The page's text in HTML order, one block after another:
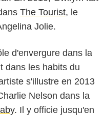
The Tourist, le
Jolie.
d'envergure dans la
dans les habits du
s'illustre en 2013
Nelson dans la
. Il y officie jusqu'en